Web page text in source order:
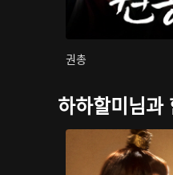
권총
하하할미님과